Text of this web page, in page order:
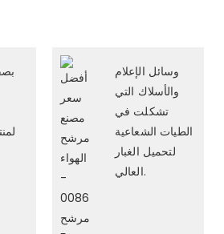
وسائل الإعلام
والأسلاك التي
تشكلت في
الطيات الشعاعية
لتحميل الغبار
العالي.